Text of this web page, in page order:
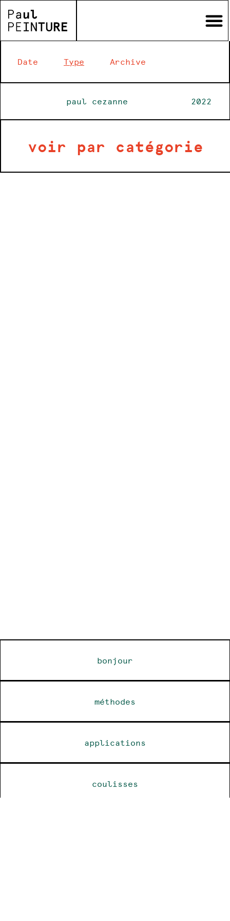
Date Type Archive
paul cezanne 2022
voir par catégorie
bonjour
méthodes
applications
coulisses